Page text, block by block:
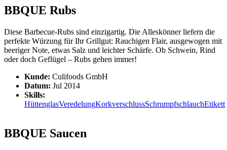
BBQUE Rubs
Diese Barbecue-Rubs sind einzigartig. Die Alleskönner liefern die
perfekte Würzung für Ihr Grillgut: Rauchigen Flair, ausgewogen mit
beeriger Note, etwas Salz und leichter Schärfe. Ob Schwein, Rind
oder doch Geflügel – Rubs gehen immer!
Kunde: Culifoods GmbH
Datum: Jul 2014
Skills:
HüttenglasVeredelungKorkverschlussSchrumpfschlauchEtikett
BBQUE Saucen